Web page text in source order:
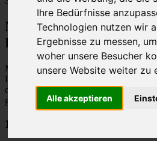
Ihre Bedürfnisse
Technologien nutzen wir
Ergebnisse zu messen,
woher unsere Besucher
unsere Website weiter zu
Alle akzeptieren
M-Klasse MLCD-Foren
Deutschland -
Mit dem Zugriff auf „M-Klasse MLCD-
Deutschland“ („https://www.mlcd.de/
dir und dem Betreiber ein Vertrag mit
geschlossen:
1. Nutzungsvertrag